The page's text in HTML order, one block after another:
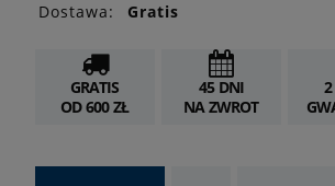
Dostawa:
Gratis
GRATIS
OD 600 ZŁ
45 DNI
NA ZWROT